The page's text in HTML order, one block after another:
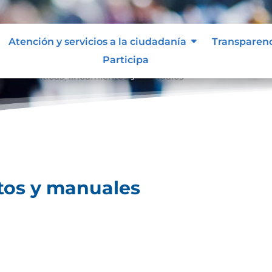
Atención y servicios a la ciudadanía
Participa
y manuales